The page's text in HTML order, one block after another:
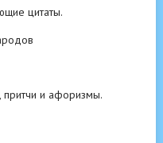
цитаты.
притчи и афоризмы.